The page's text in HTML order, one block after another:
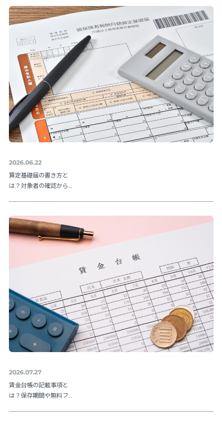
2026.06.22
算定基礎届の書き方と
は？対象者の確認から
版】
2026.07.27
賃金台帳の記載事項と
は？保存期間や無料フ